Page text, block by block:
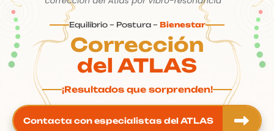
Equilibrio – Postura – Bienestar
Corrección
del ATLAS
¡Resultados que sorprenden!
Contacta con especialistas del ATLAS